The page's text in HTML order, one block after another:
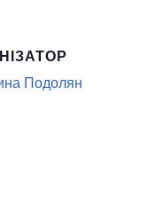
Подолян